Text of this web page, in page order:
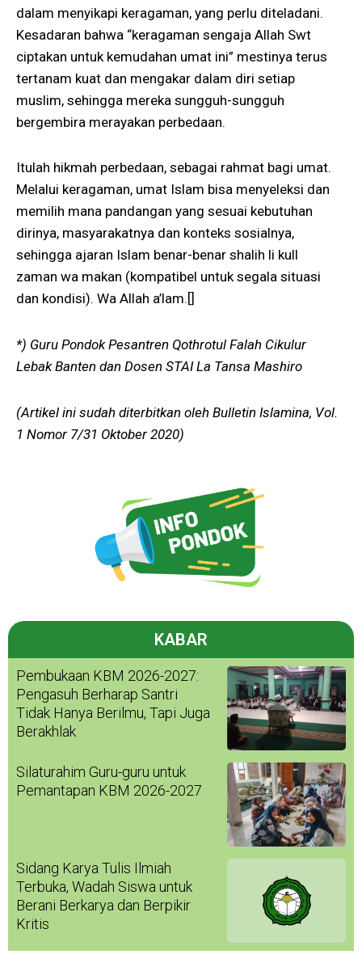
dalam menyikapi keragaman, yang perlu diteladani.
Kesadaran bahwa “keragaman sengaja Allah Swt
ciptakan untuk kemudahan umat ini” mestinya terus
tertanam kuat dan mengakar dalam diri setiap
muslim, sehingga mereka sungguh-sungguh
bergembira merayakan perbedaan.
Itulah hikmah perbedaan, sebagai rahmat bagi umat.
Melalui keragaman, umat Islam bisa menyeleksi dan
memilih mana pandangan yang sesuai kebutuhan
dirinya, masyarakatnya dan konteks sosialnya,
sehingga ajaran Islam benar-benar shalih li kull
zaman wa makan (kompatibel untuk segala situasi
dan kondisi). Wa Allah a’lam.[]
*) Guru Pondok Pesantren Qothrotul Falah Cikulur
Lebak Banten dan Dosen STAI La Tansa Mashiro
(Artikel ini sudah diterbitkan oleh Bulletin Islamina, Vol.
1 Nomor 7/31 Oktober 2020)
KABAR
Pembukaan KBM 2026-2027:
Pengasuh Berharap Santri
Tidak Hanya Berilmu, Tapi Juga
Berakhlak
Silaturahim Guru-guru untuk
Pemantapan KBM 2026-2027
Sidang Karya Tulis Ilmiah
Terbuka, Wadah Siswa untuk
Berani Berkarya dan Berpikir
Kritis